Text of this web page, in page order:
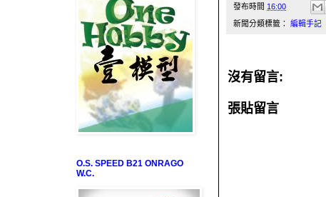
發布時間 16:00
新聞分類標籤： 編輯手記
沒有留言:
張貼留言
O.S. SPEED B21 ONRAGO
W.C.